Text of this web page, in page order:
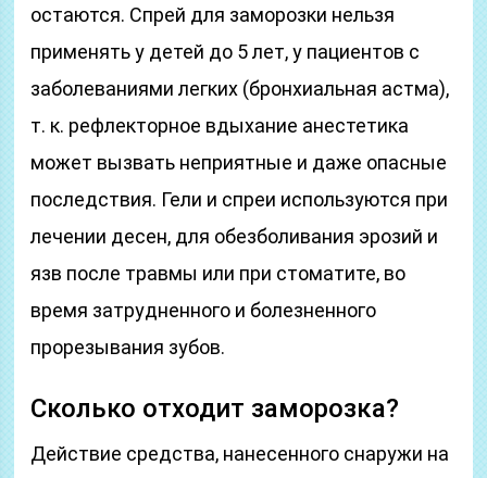
остаются. Спрей для заморозки нельзя
применять у детей до 5 лет, у пациентов с
заболеваниями легких (бронхиальная астма),
т. к. рефлекторное вдыхание анестетика
может вызвать неприятные и даже опасные
последствия. Гели и спреи используются при
лечении десен, для обезболивания эрозий и
язв после травмы или при стоматите, во
время затрудненного и болезненного
прорезывания зубов.
Сколько отходит заморозка?
Действие средства, нанесенного снаружи на